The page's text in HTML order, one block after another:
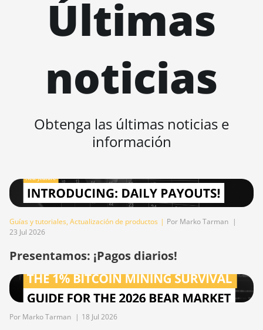
BITMAIN AntMiner T17e
BITMAIN AntMiner T9+
BITMAIN AntMiner Z11e
BITMAIN AntMiner Z11j
BITMAIN AntMiner Z15 Pro
BITMAIN AntMiner Z15j
BITMAIN Antminer S19 Hyd.
Hyd (255Th)
BITMAIN Antminer S19j
(100TH)
Últimas
noticias
Obtenga las últimas noticias e
información
Guías y tutoriales, Actualización de productos | Por Marko Tarman |
23 Jul 2026
Presentamos: ¡Pagos diarios!
Por Marko Tarman | 18 Jul 2026